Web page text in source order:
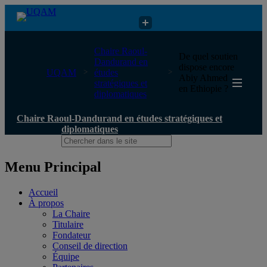
Chaire Raoul-Dandurand en études stratégiques et diplomatiques
UQAM
Chaire Raoul-
Dandurand en
études
stratégiques et
diplomatiques
De quel soutien
dispose encore
Abiy Ahmed
en Ethiopie ?
Chaire Raoul-Dandurand en études stratégiques et
diplomatiques
Menu Principal
Accueil
À propos
La Chaire
Titulaire
Fondateur
Conseil de direction
Équipe